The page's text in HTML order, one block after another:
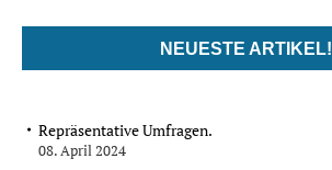
NEUESTE ARTIKEL!
Repräsentative Umfragen.
08. April 2024